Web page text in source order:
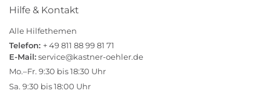
Hilfe & Kontakt
Alle Hilfethemen
Telefon: + 49 811 88 99 81 71
E-Mail:service@kastner-oehler.de
Mo.–Fr. 9:30 bis 18:30 Uhr
Sa. 9:30 bis 18:00 Uhr